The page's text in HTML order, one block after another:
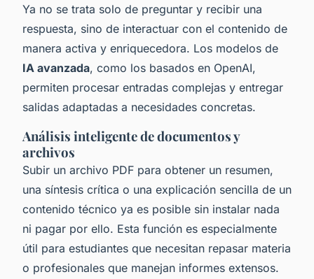
Ya no se trata solo de preguntar y recibir una
respuesta, sino de interactuar con el contenido de
manera activa y enriquecedora. Los modelos de
IA avanzada, como los basados en OpenAI,
permiten procesar entradas complejas y entregar
salidas adaptadas a necesidades concretas.
Análisis inteligente de documentos y
archivos
Subir un archivo PDF para obtener un resumen,
una síntesis crítica o una explicación sencilla de un
contenido técnico ya es posible sin instalar nada
ni pagar por ello. Esta función es especialmente
útil para estudiantes que necesitan repasar materia
o profesionales que manejan informes extensos.